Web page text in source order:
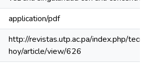
application/pdf
http://revistas.utp.ac.pa/index.php/
hoy/article/view/626